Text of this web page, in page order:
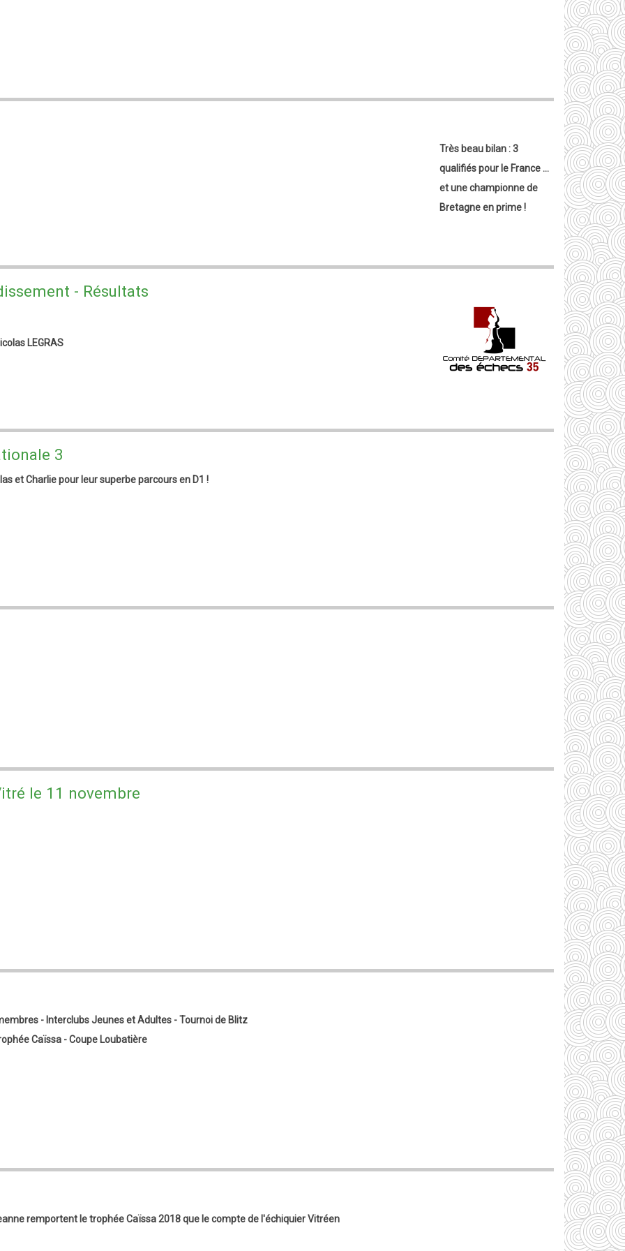
Très beau bilan : 3
qualifiés pour le France ...
et une championne de
Bretagne en prime !
- Résultats
LEGRAS
3
et Charlie pour leur superbe parcours en D1 !
le 11 novembre
- Interclubs Jeunes et Adultes - Tournoi de Blitz
Caïssa - Coupe Loubatière
remportent le trophée Caïssa 2018 que le compte de l'échiquier Vitréen